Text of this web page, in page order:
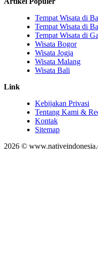
Tempat Wisata di
Tempat Wisata di
Tempat Wisata di
Wisata Bogor
Wisata Jogja
Wisata Malang
Wisata Bali
Link
Kebijakan Privasi
Tentang Kami &
Kontak
Sitemap
2026 ©